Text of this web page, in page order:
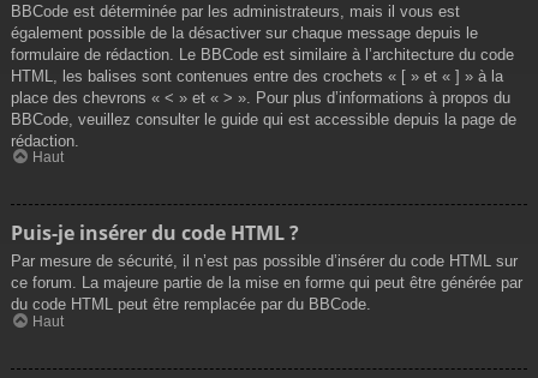
BBCode est déterminée par les administrateurs, mais il vous est
également possible de la désactiver sur chaque message depuis le
formulaire de rédaction. Le BBCode est similaire à l’architecture du code
HTML, les balises sont contenues entre des crochets « [ » et « ] » à la
place des chevrons « < » et « > ». Pour plus d’informations à propos du
BBCode, veuillez consulter le guide qui est accessible depuis la page de
rédaction.
Haut
Puis-je insérer du code HTML ?
Par mesure de sécurité, il n’est pas possible d’insérer du code HTML sur
ce forum. La majeure partie de la mise en forme qui peut être générée par
du code HTML peut être remplacée par du BBCode.
Haut